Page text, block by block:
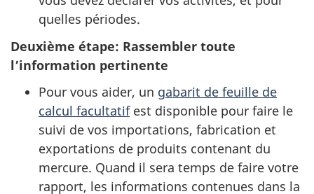
quelles périodes.
Deuxième étape: Rassembler toute
l’information pertinente
Pour vous aider, un gabarit de feuille de
calcul facultatifest disponible pour faire le
suivi de vos importations, fabrication et
exportations de produits contenant du
mercure. Quand il sera temps de faire votre
rapport, les informations contenues dans la